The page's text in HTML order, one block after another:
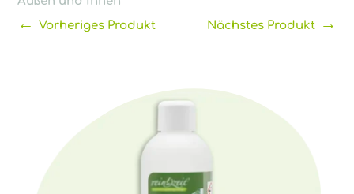
←Vorheriges Produkt Nächstes Produkt→